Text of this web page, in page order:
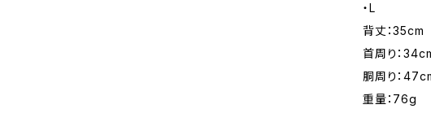
・L
背丈：35cm
首周り：
胴周り：
重量：76g